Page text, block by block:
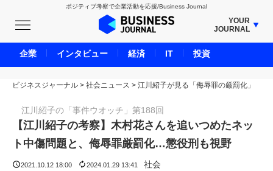
ポジティブ考察で企業活動を応援/Business Journal
YOUR
JOURNAL
BUSINESS JOURNAL
UNICORN JOURNAL
CARBON CREDITS JOURNAL
ENERGY MANAGEMENT JOURNAL
INBOUND JOURNAL
LIFE ENDING JOURNAL
ビジネスジャーナル > 社会ニュース > 江川紹子が見る「侮辱罪の厳罰化」
江川紹子の「事件ウオッチ」第188回
【江川紹子の考察】木村花さんを追いつめたネッ
ト中傷問題と、侮辱罪厳罰化…懲役刑も視野
2021.10.12 18:00 2024.01.29 13:41
社会
企業 インタビュー 経済 IT 投資